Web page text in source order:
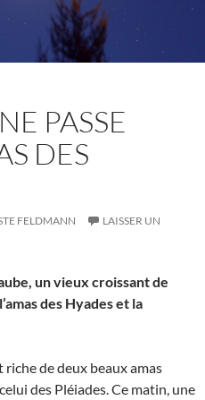
PASSE
DES
FELDMANN
LAISSER UN
un vieux croissant de
des Hyades et la
riche de deux beaux amas
des Pléiades. Ce matin, une